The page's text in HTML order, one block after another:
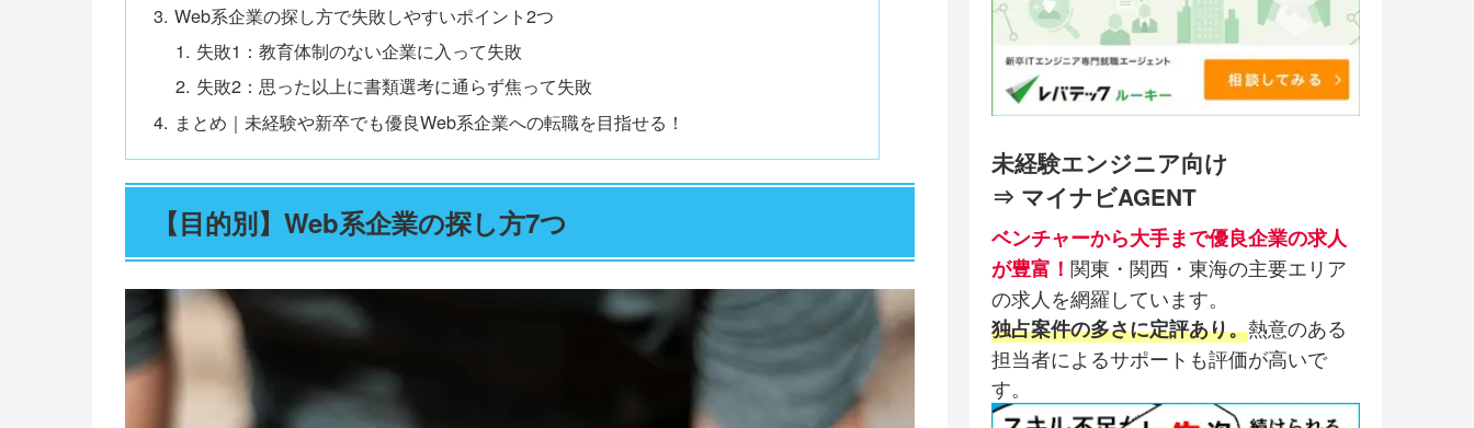
Web系企業の探し方で失敗しやすいポイント2つ
失敗1：教育体制のない企業に入って失敗
失敗2：思った以上に書類選考に通らず焦って失敗
まとめ｜未経験や新卒でも優良Web系企業への転職を目指せる！
【目的別】Web系企業の探し方7つ
未経験エンジニア向け
⇒ マイナビAGENT
ベンチャーから大手まで優良企業の求人
が豊富！ 関東・関西・東海の主要エリア
の求人を網羅しています。
独占案件の多さに定評あり。熱意のある
担当者によるサポートも評価が高いで
す。